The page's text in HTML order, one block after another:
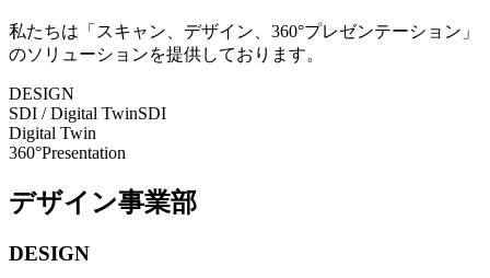
私たちは「スキャン、デザイン、360°プレゼンテーション」
のソリューションを提供しております。
DESIGN
SDI / Digital TwinSDI
Digital Twin
360°Presentation
デザイン事業部
DESIGN